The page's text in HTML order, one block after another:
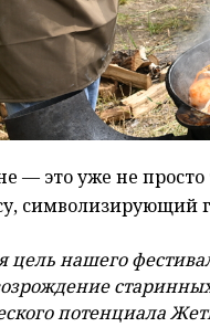
— это уже не
символизирующий
цель нашего
потенциала